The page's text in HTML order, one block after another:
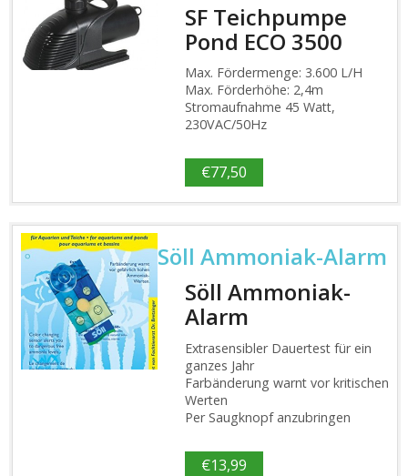
SF Teichpumpe
Pond ECO 3500
Max. Fördermenge: 3.600 L/H
Max. Förderhöhe: 2,4m
Stromaufnahme 45 Watt,
230VAC/50Hz
€77,50
Söll Ammoniak-Alarm
Söll Ammoniak-
Alarm
Extrasensibler Dauertest für ein
ganzes Jahr
Farbänderung warnt vor kritischen
Werten
Per Saugknopf anzubringen
€13,99